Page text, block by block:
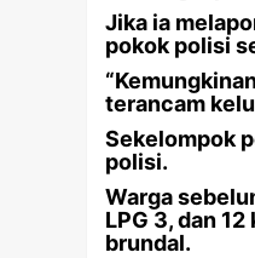
Jika ia
pokok polisi
terancam
Sekelompok
polisi.
Warga
LPG 3, dan
brundal.